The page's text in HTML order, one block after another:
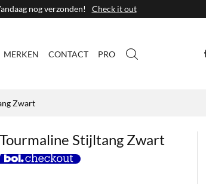
nog verzonden! Check it out
MERKEN CONTACT PRO
Zwart
Stijltang Zwart